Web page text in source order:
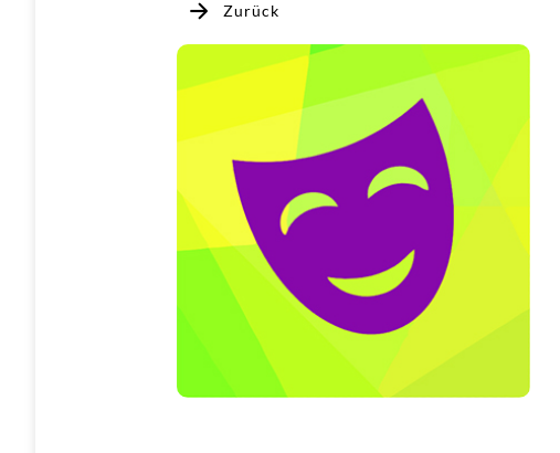
Zurück